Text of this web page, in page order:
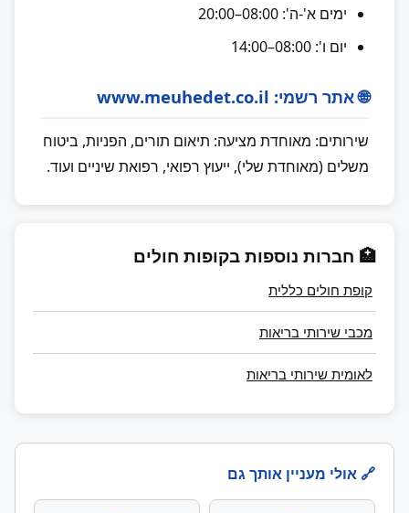
ימים א'-ה': 08:00–20:00
יום ו': 08:00–14:00
🌐 אתר רשמי: www.meuhedet.co.il
שירותים: מאוחדת מציעה: תיאום תורים, הפניות, ביטוח
משלים (מאוחדת שלי), ייעוץ רפואי, רפואת שיניים ועוד.
🏥 חברות נוספות בקופות חולים
קופת חולים כללית
מכבי שירותי בריאות
לאומית שירותי בריאות
🔗 אולי מעניין אותך גם